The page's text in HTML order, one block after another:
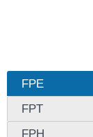
FPE
FPT
FPH